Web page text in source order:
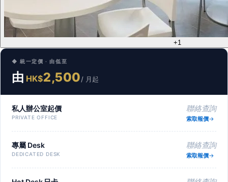
+1
◆ 統一定價 · 由低至
由 HK$2,500/ 月起
私人辦公室起價
PRIVATE OFFICE
聯絡查詢
索取報價
專屬 Desk
DEDICATED DESK
聯絡查詢
索取報價